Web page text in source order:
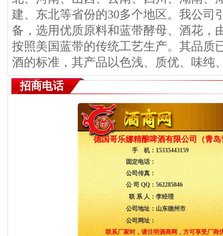
建、东北等省份的30多个地区。我公司
备，选用优质原料和蓝带酵母、酒花，
按照美国蓝带的传统工艺生产。其品质
酒的标准，其产品以色浅、质优、味纯
招商电话
德国哥乐娜精酿啤酒有限公司（青
手 机： 15335443159
固定电话：
公司传真：
公 司 QQ：562285846
联 系 人：李经理
公司地址：山东徳州市
公司网址：
联系厂家时，请注明酒商网，方可享受厂商